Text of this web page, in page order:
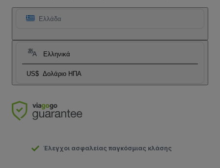
Ελλάδα
Ελληνικά
US$ Δολάριο ΗΠΑ
Έλεγχοι ασφαλείας παγκόσμιας κλάσης